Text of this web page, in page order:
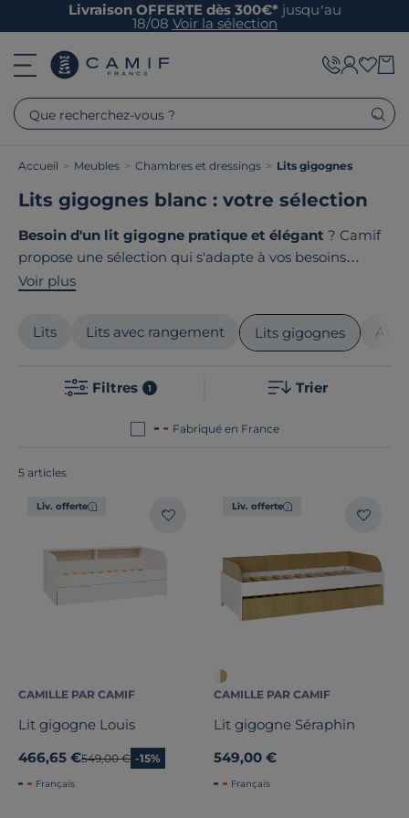
Livraison OFFERTE dès 300€* jusqu’au
18/08 Voir la sélection
Que recherchez-vous ?
Accueil > Meubles > Chambres et dressings > Lits gigognes
Lits gigognes blanc : votre sélection
Besoin d'un lit gigogne pratique et élégant ? Camif
propose une sélection qui s'adapte à vos besoins
d'espace. Ces lits ingénieux sont idéaux
offrant un deuxième couchage pour accueillir vos
invités sans encombrer votre espace. Le design
convient à tous les intérieurs. Le point commun de nos
Voir plus
Lits Lits avec rangement Lits gigognes
Filtres 1 Trier
Fabriqué en France
5 articles
Liv. offerte
CAMILLE PAR CAMIF
Lit gigogne Louis
466,65 €Ancien prix
549,00 € -15%
Français
Liv. offerte
CAMILLE PAR CAMIF
Lit gigogne Séraphin
549,00 €
Français
Type de lit
Rangement
Largeur
Profondeur